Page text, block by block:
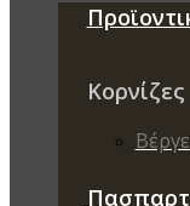
Κορνίζες